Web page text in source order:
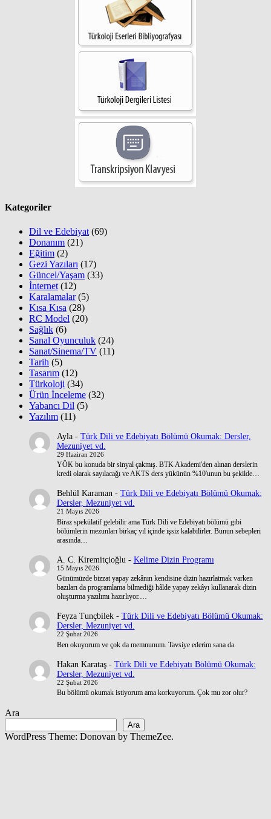
Kategoriler
Dil ve Edebiyat (69)
Donanım (21)
Eğitim (2)
Gezi Yazıları (17)
Güncel/Yaşam (33)
İnternet (12)
Karalamalar(5)
Kısa Kısa (28)
RC Model (20)
Sağlık (6)
Sanal Oyunculuk (24)
Sanat/Sinema/TV (11)
Tarih (5)
Tasarım (12)
Türkoloji (34)
Ürün İnceleme (32)
Yabancı Dil (5)
Yazılım (11)
Ayla- Türk Dili ve Edebiyatı Bölümü Okumak: Dersler,
Mezuniyet vd.
29 Haziran 2026
YÖK bu konuda bir sinyal çakmış. BTK Akademi'den alınan derslerin
kredi olarak sayılacağı ve AKTS ders yükünün %10'unun bu şekilde…
Behlül Karaman- Türk Dili ve Edebiyatı Bölümü Okumak:
Dersler, Mezuniyet vd.
21 Mayıs 2026
Biraz spekülatif gelebilir ama Türk Dili ve Edebiyatı bölümü gibi
bölümlerin mezunları birkaç yıl içinde işsiz kalabilirler. Bunun sebepleri
arasında…
A. C. Kiremitçioğlu - Kelime Dizin Programı
15 Mayıs 2026
Günümüzde bizzat yapay zekânın kendisine dizin hazırlatmak varken
bazıları da programlama bilmediği hâlde yapay zekâyı kullanarak dizin
oluşturma yazılımı hazırlıyor.…
Feyza Tunçbilek- Türk Dili ve Edebiyatı Bölümü Okumak:
Dersler, Mezuniyet vd.
22 Şubat 2026
Ben okuyorum ve çok da memnunum. Tavsiye ederim sana da.
Hakan Karataş- Türk Dili ve Edebiyatı Bölümü Okumak:
Dersler, Mezuniyet vd.
22 Şubat 2026
Bu bölümü okumak istiyorum ama korkuyorum. Çok mu zor olur?
Ara
Ara
WordPress Theme: Donovan by ThemeZee.